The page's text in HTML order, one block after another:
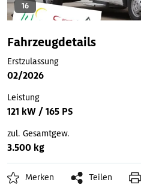
16
Fahrzeugdetails
Erstzulassung
02/2026
Leistung
121 kW / 165 PS
zul. Gesamtgew.
3.500 kg
Merken Teilen